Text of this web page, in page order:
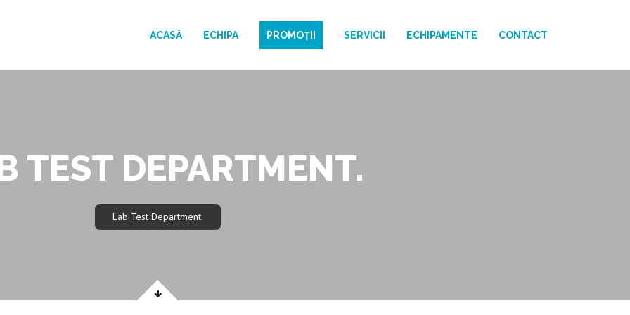
ACASĂ ECHIPA PROMOȚII SERVICII ECHIPAMENTE CONTACT
TEST DEPARTMENT.
Lab Test Department.